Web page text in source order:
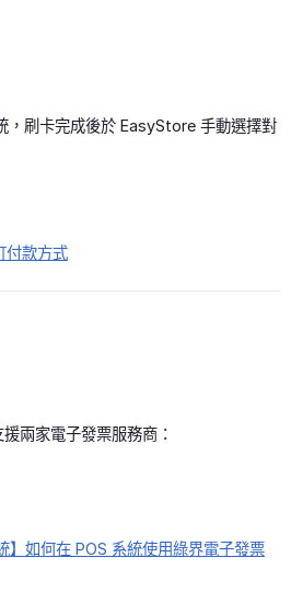
，刷卡完成後於 EasyStore 手動選擇對
付款方式
兩家電子發票服務商：
】如何在 POS 系統使用綠界電子發票